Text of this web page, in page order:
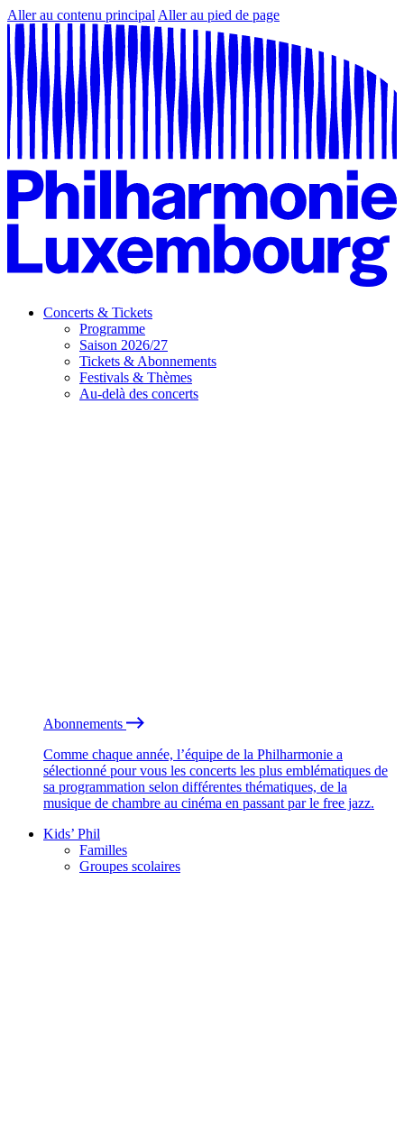
Aller au contenu principal Aller au pied de page
Concerts & Tickets
Programme
Saison 2026/27
Tickets & Abonnements
Festivals & Thèmes
Au-delà des concerts
Abonnements
Comme chaque année, l’équipe de la Philharmonie a
sélectionné pour vous les concerts les plus emblématiques de
sa programmation selon différentes thématiques, de la
musique de chambre au cinéma en passant par le free jazz.
Kids’ Phil
Familles
Groupes scolaires